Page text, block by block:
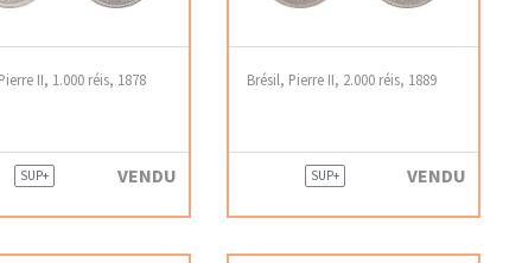
II, 1.000 réis, 1878
SUP+ VENDU
Brésil, Pierre II, 2.000 réis, 1889
SUP+ VENDU